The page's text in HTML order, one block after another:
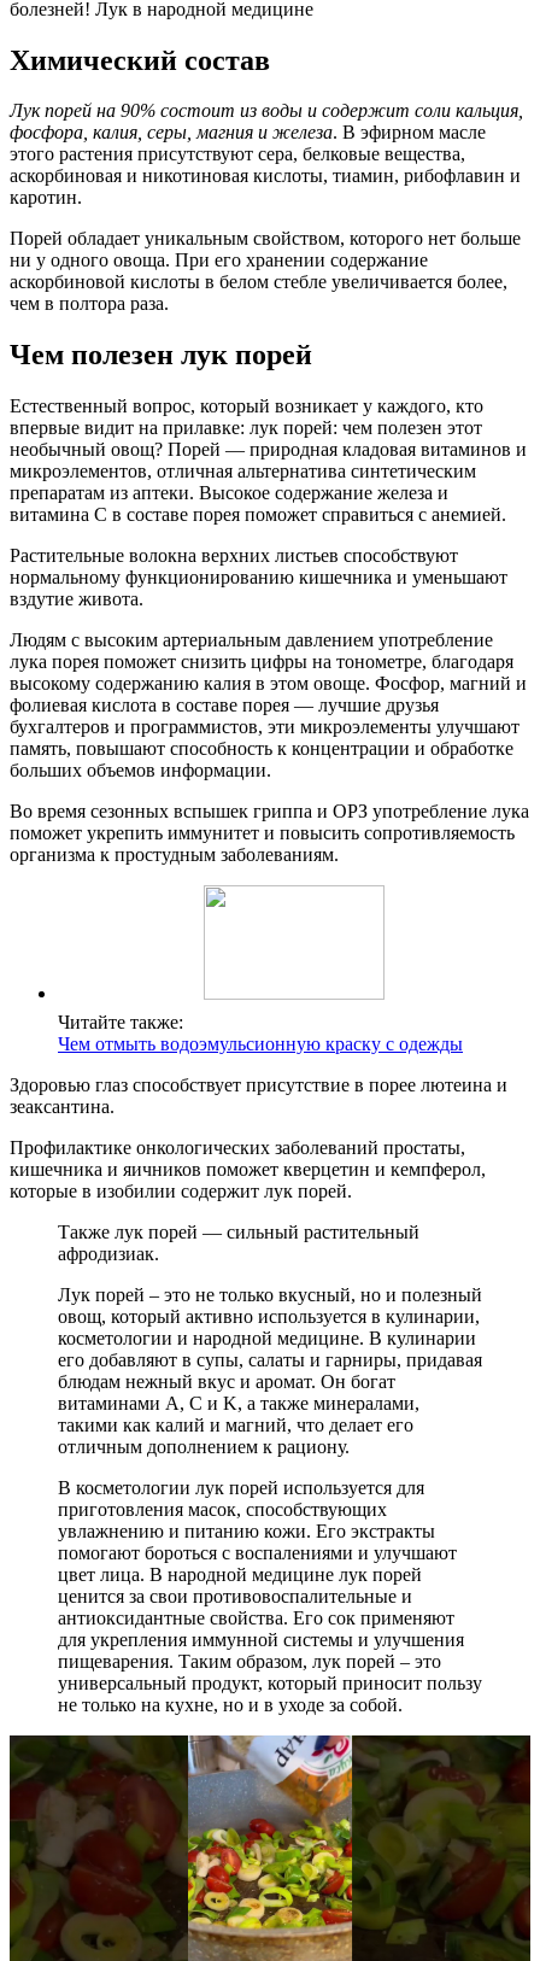
болезней! Лук в народной медицине
Химический состав
Лук порей на 90% состоит из воды и содержит соли кальция,
фосфора, калия, серы, магния и железа. В эфирном масле
этого растения присутствуют сера, белковые вещества,
аскорбиновая и никотиновая кислоты, тиамин, рибофлавин и
каротин.
Порей обладает уникальным свойством, которого нет больше
ни у одного овоща. При его хранении содержание
аскорбиновой кислоты в белом стебле увеличивается более,
чем в полтора раза.
Чем полезен лук порей
Естественный вопрос, который возникает у каждого, кто
впервые видит на прилавке: лук порей: чем полезен этот
необычный овощ? Порей — природная кладовая витаминов и
микроэлементов, отличная альтернатива синтетическим
препаратам из аптеки. Высокое содержание железа и
витамина С в составе порея поможет справиться с анемией.
Растительные волокна верхних листьев способствуют
нормальному функционированию кишечника и уменьшают
вздутие живота.
Людям с высоким артериальным давлением употребление
лука порея поможет снизить цифры на тонометре, благодаря
высокому содержанию калия в этом овоще. Фосфор, магний и
фолиевая кислота в составе порея — лучшие друзья
бухгалтеров и программистов, эти микроэлементы улучшают
память, повышают способность к концентрации и обработке
больших объемов информации.
Во время сезонных вспышек гриппа и ОРЗ употребление лука
поможет укрепить иммунитет и повысить сопротивляемость
организма к простудным заболеваниям.
Читайте также:
Чем отмыть водоэмульсионную краску с одежды
Здоровью глаз способствует присутствие в порее лютеина и
зеаксантина.
Профилактике онкологических заболеваний простаты,
кишечника и яичников поможет кверцетин и кемпферол,
которые в изобилии содержит лук порей.
Также лук порей — сильный растительный
афродизиак.
Лук порей – это не только вкусный, но и полезный
овощ, который активно используется в кулинарии,
косметологии и народной медицине. В кулинарии
его добавляют в супы, салаты и гарниры, придавая
блюдам нежный вкус и аромат. Он богат
витаминами A, C и K, а также минералами,
такими как калий и магний, что делает его
отличным дополнением к рациону.
В косметологии лук порей используется для
приготовления масок, способствующих
увлажнению и питанию кожи. Его экстракты
помогают бороться с воспалениями и улучшают
цвет лица. В народной медицине лук порей
ценится за свои противовоспалительные и
антиоксидантные свойства. Его сок применяют
для укрепления иммунной системы и улучшения
пищеварения. Таким образом, лук порей – это
универсальный продукт, который приносит пользу
не только на кухне, но и в уходе за собой.